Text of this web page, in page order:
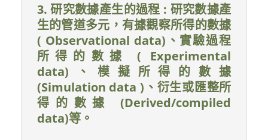
3. 研究數據產生的過程 : 研究數據產
生的管道多元，有據觀察所得的數據
( Observational data)、實驗過程
所得的數據 ( Experimental
data)、模擬所得的數據
(Simulation data )、衍生或匯整所
得的數據 (Derived/compiled
data)等。